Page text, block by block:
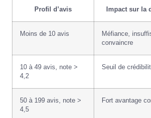
Profil d’avis Impact sur la
Moins de 10 avis
Méfiance,
convaincre
10 à 49 avis, note >
4,2
Seuil de
50 à 199 avis, note >
4,5
Fort avantage